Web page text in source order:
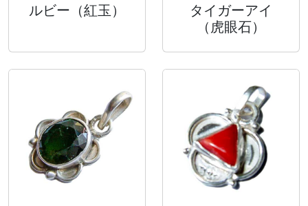
ルビー （紅玉）
タイガーアイ
（虎眼石）